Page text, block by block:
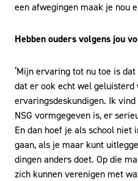
een afwegingen maak je nou
Hebben ouders volgens jou
‘Mijn ervaring tot nu toe is
dat er ook echt wel
ervaringsdeskundigen. Ik
NSG vormgegeven is, er
En dan hoef je als school niet
gaan, als je maar kunt
dingen anders doet. Op die
zich kunnen verenigen met